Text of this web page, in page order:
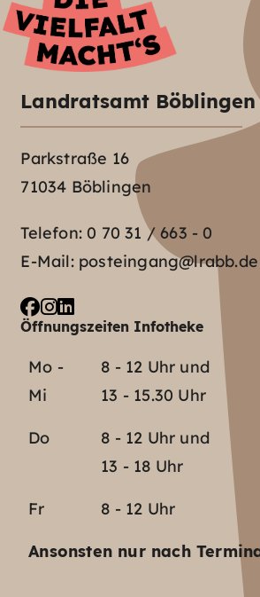
Landratsamt Böblingen
Parkstraße 16
71034 Böblingen
Telefon:0 70 31 / 663 - 0
E-Mail: posteingang@lrabb.de
Öffnungszeiten Infotheke
Mo -
Mi
8 - 12 Uhr und
13 - 15.30 Uhr
Do
8 - 12 Uhr und
13 - 18 Uhr
Fr 8 - 12 Uhr
Ansonsten nur nach